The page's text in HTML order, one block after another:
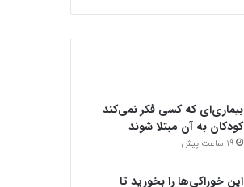
بیماری‌ای که کسی فکر نمی‌کند
کودکان به آن مبتلا شوند
19 ساعت پیش
این خوراکی‌ها را بخورید تا